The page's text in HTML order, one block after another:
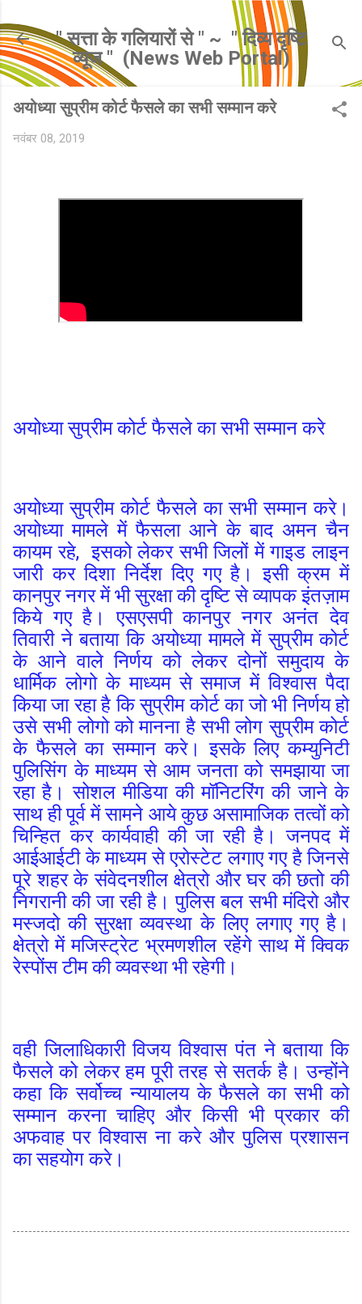
सीधे मुख्य सामग्री पर जाएं
" सत्ता के गलियारों से " ~ ​ " दिव्य दृष्टि
व्यूज " ​ (News Web Portal)
अयोध्या सुप्रीम कोर्ट फैसले का सभी सम्मान करे
नवंबर 08, 2019
अयोध्या सुप्रीम कोर्ट फैसले का सभी सम्मान करे
अयोध्या सुप्रीम कोर्ट फैसले का सभी सम्मान करे।
अयोध्या मामले में फैसला आने के बाद अमन चैन
कायम रहे, इसको लेकर सभी जिलों में गाइड लाइन
जारी कर दिशा निर्देश दिए गए है। इसी क्रम में
कानपुर नगर में भी सुरक्षा की दृष्टि से व्यापक इंतज़ाम
किये गए है। एसएसपी कानपुर नगर अनंत देव
तिवारी ने बताया कि अयोध्या मामले में सुप्रीम कोर्ट
के आने वाले निर्णय को लेकर दोनों समुदाय के
धार्मिक लोगो के माध्यम से समाज में विश्वास पैदा
किया जा रहा है कि सुप्रीम कोर्ट का जो भी निर्णय हो
उसे सभी लोगो को मानना है सभी लोग सुप्रीम कोर्ट
के फैसले का सम्मान करे। इसके लिए कम्युनिटी
पुलिसिंग के माध्यम से आम जनता को समझाया जा
रहा है। सोशल मीडिया की मॉनिटरिंग की जाने के
साथ ही पूर्व में सामने आये कुछ असामाजिक तत्वों को
चिन्हित कर कार्यवाही की जा रही है।जनपद में
आईआईटी के माध्यम से एरोस्टेट लगाए गए है जिनसे
पूरे शहर के संवेदनशील क्षेत्रो और घर की छतो की
निगरानी की जा रही है। पुलिस बल सभी मंदिरो और
मस्जदो की सुरक्षा व्यवस्था के लिए लगाए गए है।
क्षेत्रो में मजिस्ट्रेट भ्रमणशील रहेंगे साथ में क्विक
रेस्पोंस टीम की व्यवस्था भी रहेगी।
वही जिलाधिकारी विजय विश्वास पंत ने बताया कि
फैसले को लेकर हम पूरी तरह से सतर्क है। उन्होंने
कहा कि सर्वोच्च न्यायालय के फैसले का सभी को
सम्मान करना चाहिए और किसी भी प्रकार की
अफवाह पर विश्वास ना करे और पुलिस प्रशासन
का सहयोग करे।